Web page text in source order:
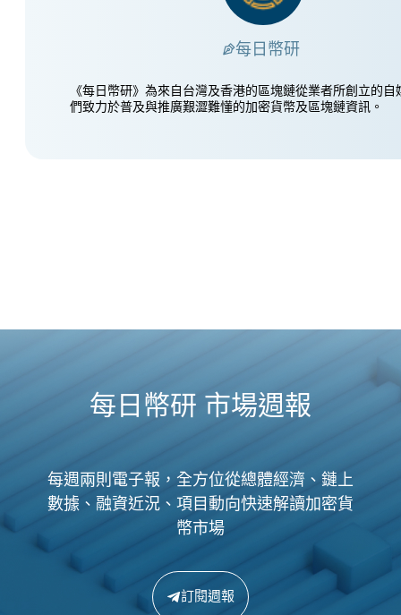
每日幣研
《每日幣研》為來自台灣及香港的區塊鏈從業者所創立的自
們致力於普及與推廣艱澀難懂的加密貨幣及區塊鏈資訊。
每日幣研 市場週報
每週兩則電子報，全方位從總體經濟、鏈上
數據、融資近況、項目動向快速解讀加密貨
幣市場
訂閱週報